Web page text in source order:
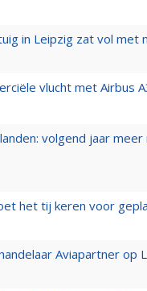
in Leipzig zat vol met
vlucht met Airbus
volgend jaar
het tij keren voor
Aviapartner op